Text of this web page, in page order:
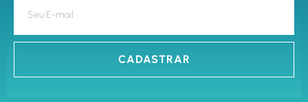
CADASTRAR